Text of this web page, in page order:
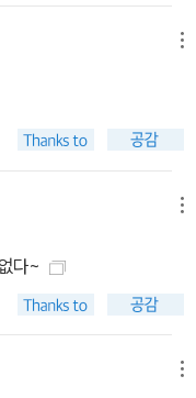
네스코 세계유산에 지
불화가 남아 있고 이 지
수 있어 귀중한 연구자
어울리는 낭만적인 감정
게 인기가 높은 곳이다.
교역한 대상들이나 구
. 화려한 중국
문화를 주도해나가는
국을 더욱 깊이 알고 이
은 언제나 즐거운 여행
다~